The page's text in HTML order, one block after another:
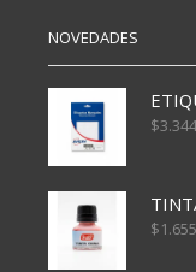
NOVEDADES
$
$